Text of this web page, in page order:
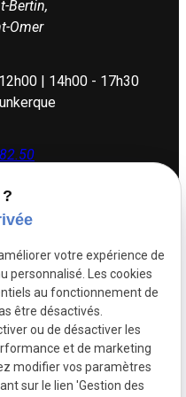
Bertin,
Omer
| 14h00 - 17h30
| 14h00 - 17h30
Siret :88505383500017
votre expérience de
personnalisé. Les cookies
au fonctionnement de
être désactivés.
ou de désactiver les
et de marketing
modifier vos paramètres
sur le lien 'Gestion des